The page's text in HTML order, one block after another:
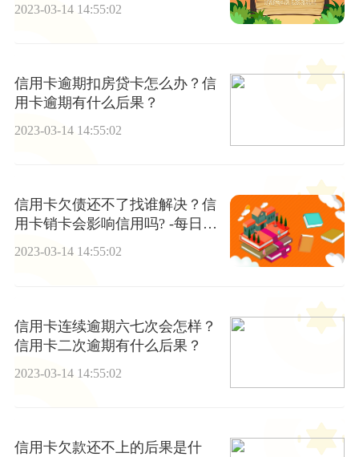
2023-03-14 14:55:02
信用卡逾期扣房贷卡怎么办？信
用卡逾期有什么后果？
2023-03-14 14:55:02
信用卡欠债还不了找谁解决？信
用卡销卡会影响信用吗? -每日热
闻
2023-03-14 14:55:02
信用卡连续逾期六七次会怎样？
信用卡二次逾期有什么后果？
2023-03-14 14:55:02
信用卡欠款还不上的后果是什